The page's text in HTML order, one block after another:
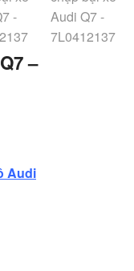
–
Audi